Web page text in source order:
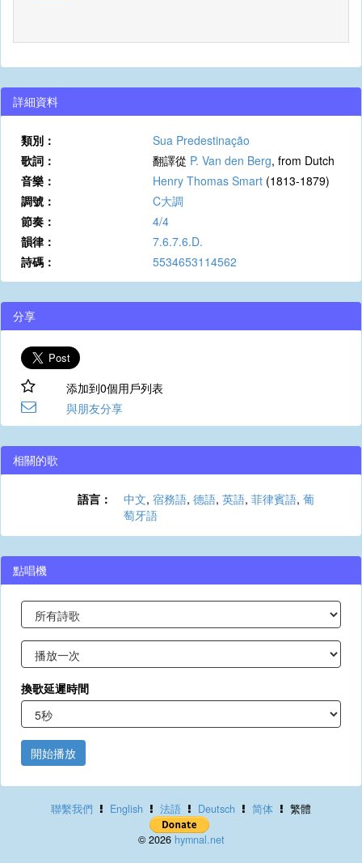
詳細資料
類別：
Sua Predestinação
歌詞：
翻譯從 P. Van den Berg, from Dutch
音樂：
Henry Thomas Smart (1813-1879)
調號：
C大調
節奏：
4/4
韻律：
7.6.7.6.D.
詩碼：
5534653114562
分享
添加到0個用戶列表
與朋友分享
相關的歌
語言： 中文, 宿務語, 德語, 英語, 菲律賓語, 葡
萄牙語
點唱機
換歌延遲時間
開始播放
聯繫我們 English 法語 Deutsch 简体 繁體
© 2026 hymnal.net